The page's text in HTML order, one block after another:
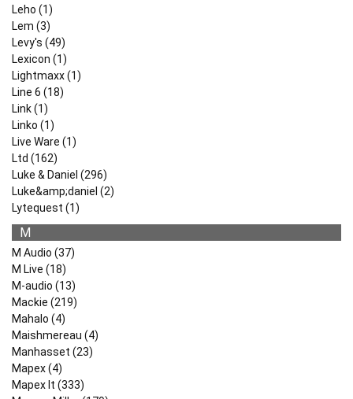
Leho (1)
Lem (3)
Levy's (49)
Lexicon (1)
Lightmaxx (1)
Line 6 (18)
Link (1)
Linko (1)
Live Ware (1)
Ltd (162)
Luke & Daniel (296)
Luke&amp;daniel (2)
Lytequest (1)
M
M Audio (37)
M Live (18)
M-audio (13)
Mackie (219)
Mahalo (4)
Maishmereau (4)
Manhasset (23)
Mapex (4)
Mapex It (333)